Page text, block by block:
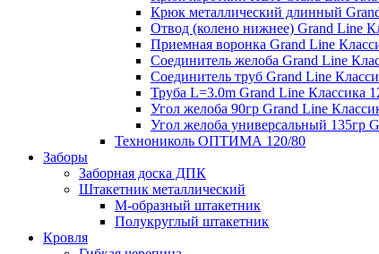
Крюк металлический длинный
Отвод (колено нижнее) Grand Line
Приемная воронка Grand Line
Соединитель желоба Grand Line
Соединитель труб Grand Line
Труба L=3.0m Grand Line Классика
Угол желоба 90гр Grand Line
Угол желоба универсальный 135гр
Технониколь ОПТИМА 120/80
Заборы
Заборная доска ДПК
Штакетник металлический
М-образный штакетник
Полукруглый штакетник
Кровля